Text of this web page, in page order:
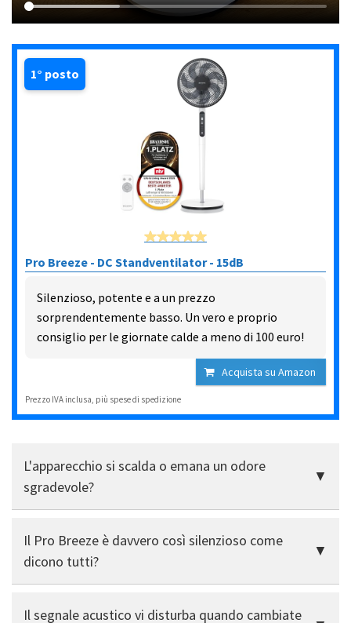
1° posto
Pro Breeze - DC Standventilator - 15dB
Silenzioso, potente e a un prezzo
sorprendentemente basso. Un vero e proprio
consiglio per le giornate calde a meno di 100 euro!
Acquista su Amazon
Prezzo IVA inclusa, più spese di spedizione
L'apparecchio si scalda o emana un odore
sgradevole?
durante il funzionamento continuo: nessun odore di
plastica, nessun surriscaldamento.
Il Pro Breeze è davvero così silenzioso come
dicono tutti?
prime tre impostazioni, perfetto per la camera da letto.
Il segnale acustico vi disturba quando cambiate